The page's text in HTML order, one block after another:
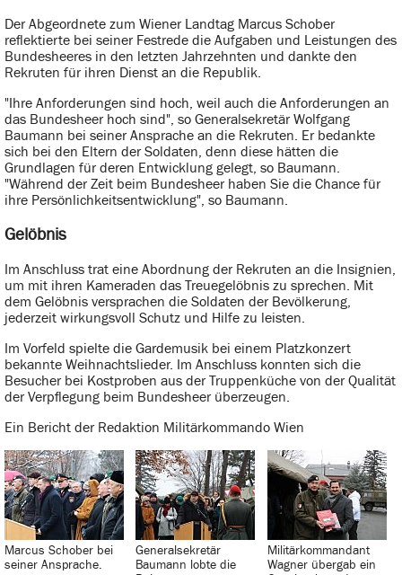
Der Abgeordnete zum Wiener Landtag Marcus Schober
reflektierte bei seiner Festrede die Aufgaben und Leistungen des
Bundesheeres in den letzten Jahrzehnten und dankte den
Rekruten für ihren Dienst an die Republik.
"Ihre Anforderungen sind hoch, weil auch die Anforderungen an
das Bundesheer hoch sind", so Generalsekretär Wolfgang
Baumann bei seiner Ansprache an die Rekruten. Er bedankte
sich bei den Eltern der Soldaten, denn diese hätten die
Grundlagen für deren Entwicklung gelegt, so Baumann.
"Während der Zeit beim Bundesheer haben Sie die Chance für
ihre Persönlichkeitsentwicklung", so Baumann.
Gelöbnis
Im Anschluss trat eine Abordnung der Rekruten an die Insignien,
um mit ihren Kameraden das Treuegelöbnis zu sprechen. Mit
dem Gelöbnis versprachen die Soldaten der Bevölkerung,
jederzeit wirkungsvoll Schutz und Hilfe zu leisten.
Im Vorfeld spielte die Gardemusik bei einem Platzkonzert
bekannte Weihnachtslieder. Im Anschluss konnten sich die
Besucher bei Kostproben aus der Truppenküche von der Qualität
der Verpflegung beim Bundesheer überzeugen.
Ein Bericht der Redaktion Militärkommando Wien
Marcus Schober bei
seiner Ansprache.
Generalsekretär
Baumann lobte die
Militärkommandant
Wagner übergab ein